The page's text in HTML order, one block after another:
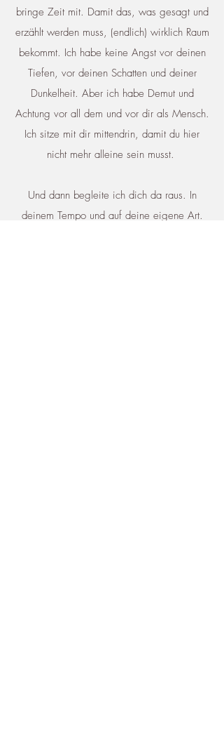
bringe Zeit mit. Damit das, was gesagt und
erzählt werden muss, (endlich) wirklich Raum
bekommt. Ich habe keine Angst vor deinen
Tiefen, vor deinen Schatten und deiner
Dunkelheit. Aber ich habe Demut und
Achtung vor all dem und vor dir als Mensch.
Ich sitze mit dir mittendrin, damit du hier
nicht mehr alleine sein musst.
Und dann begleite ich dich da raus. In
deinem Tempo und auf deine eigene Art.